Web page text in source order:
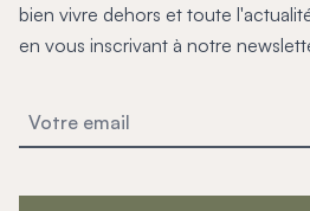
bien vivre dehors et toute
en vous inscrivant à notre